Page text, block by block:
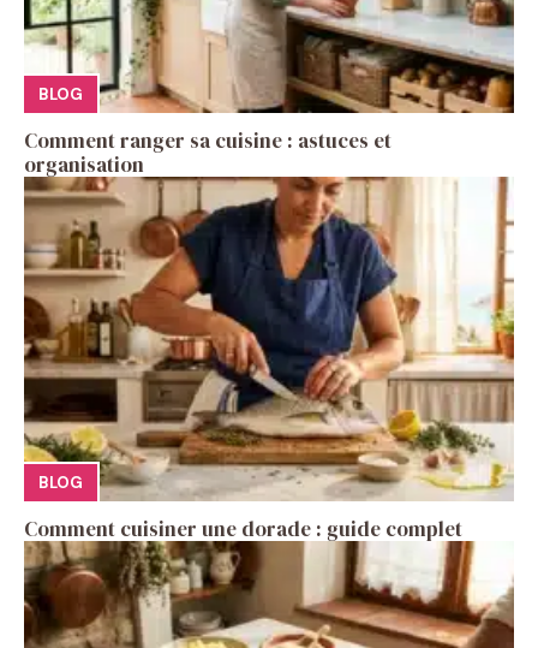
BLOG
Comment ranger sa cuisine : astuces et
organisation
BLOG
Comment cuisiner une dorade : guide complet